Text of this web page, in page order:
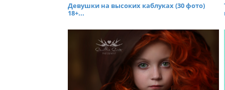
Девушки на высоких каблуках (30 фото)
18+...